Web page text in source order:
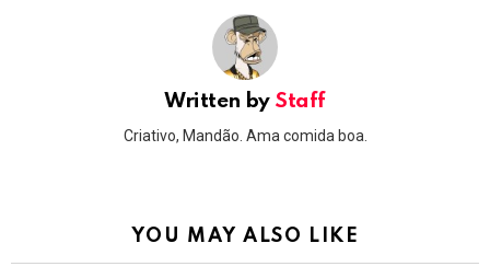
Written by Staff
Criativo, Mandão. Ama comida boa.
YOU MAY ALSO LIKE